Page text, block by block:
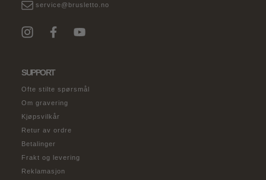
service@brusletto.no
SUPPORT
Ofte stilte spørsmål
Om gravering
Kjøpsvilkår
Retur av ordre
Betalinger
Frakt og levering
Reklamasjon